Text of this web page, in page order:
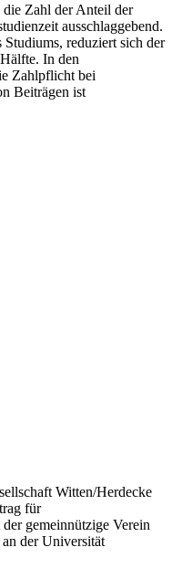
Zahl der Anteil der
ausschlaggebend.
reduziert sich der
In den
Zahlpflicht bei
Beiträgen ist
Witten/Herdecke
für
gemeinnützige Verein
der Universität